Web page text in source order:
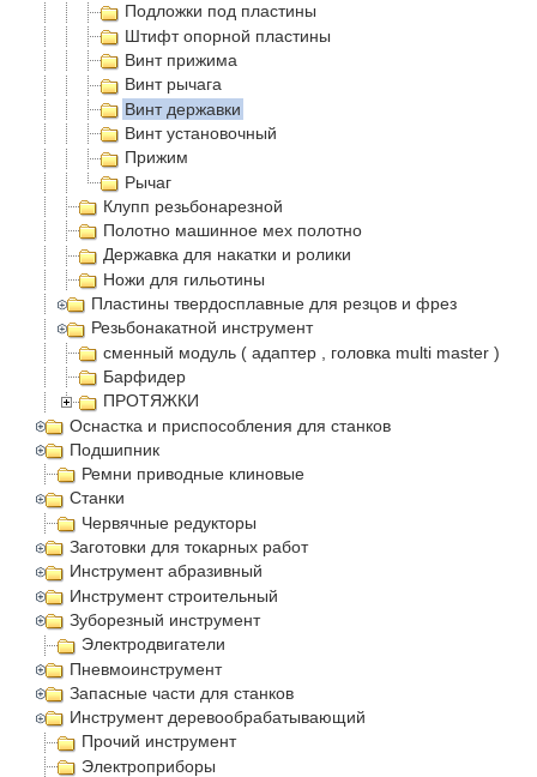
Подложки под пластины
Штифт опорной пластины
Винт прижима
Винт рычага
Винт державки
Винт установочный
Прижим
Рычаг
Клупп резьбонарезной
Полотно машинное мех полотно
Державка для накатки и ролики
Ножи для гильотины
Пластины твердосплавные для резцов и фрез
Резьбонакатной инструмент
сменный модуль ( адаптер , головка multi master )
Барфидер
ПРОТЯЖКИ
Оснастка и приспособления для станков
Подшипник
Ремни приводные клиновые
Станки
Червячные редукторы
Заготовки для токарных работ
Инструмент абразивный
Инструмент строительный
Зуборезный инструмент
Электродвигатели
Пневмоинструмент
Запасные части для станков
Инструмент деревообрабатывающий
Прочий инструмент
Электроприборы